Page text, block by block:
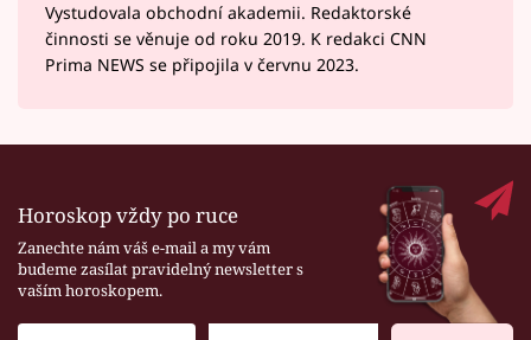
Vystudovala obchodní akademii. Redaktorské
činnosti se věnuje od roku 2019. K redakci CNN
Prima NEWS se připojila v červnu 2023.
Horoskop vždy po ruce
Zanechte nám váš e-mail a my vám
budeme zasílat pravidelný newsletter s
vaším horoskopem.